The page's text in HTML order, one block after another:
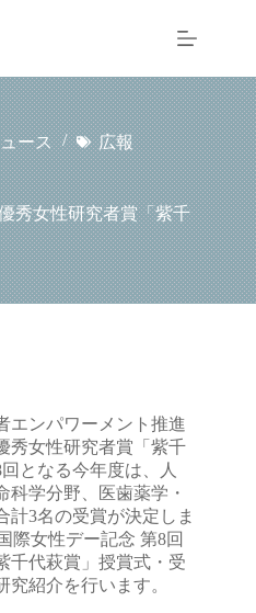
ース 広報
秀女性研究者賞「紫千
エンパワーメント推進
秀女性研究者賞「紫千
となる今年度は、人
科学分野、医歯薬学・
計3名の受賞が決定しま
際女性デー記念 第8回
千代萩賞」授賞式・受
紹介を行います。